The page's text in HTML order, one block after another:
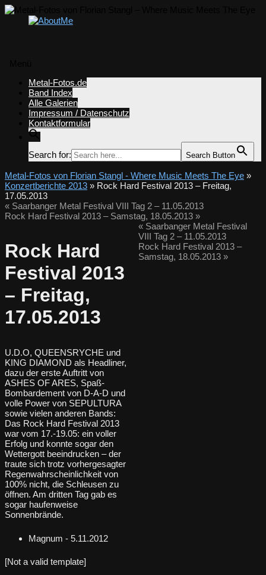
springen
Metal-Fotos.de
Band Index
Alle Galerien
Impressum / Datenschutz
Kontaktformular
Search for: Search Button
Metal-Fotos von Florian Stangl - Where Music Meets The Eye »
Konzertberichte 2013 » Rock Hard Festival 2013 – Freitag,
17.05.2013
« Saarbanger Metal Festival VIII Tag 2 – 11.05.2013
Rock Hard Festival 2013 – Samstag, 18.05.2013 »
Rock Hard
Festival 2013
– Freitag,
17.05.2013
U.D.O, QUEENSRYCHE und
KING DIAMOND als Headliner,
dazu der erste Auftritt von
ASHES OF ARES, Spaß-
Bombardement von D-A-D und
volle Power von SEPULTURA
sowie vielen anderen Bands:
Das Rock Hard Festival 2013
war vom 17.-19.05: ein voller
Erfolg und konnte sogar den
Wettergott beeindrucken – der
traute sich trotz vorhergesagter
Regenwahrscheinlichkeit von
100% nicht, die Schleusen zu
öffnen. Am dritten Tag gab es
sogar haufenweise
Sonnenbrände.
Magnum - 5.11.2012
[Not a valid template]
«Saarbanger Metal Festival
VIII Tag 2 – 11.05.2013
Rock Hard Festival 2013 –
Samstag, 18.05.2013 »